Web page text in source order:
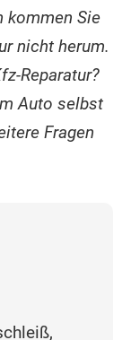
kommen Sie
nicht herum.
Reparatur?
Auto selbst
Fragen